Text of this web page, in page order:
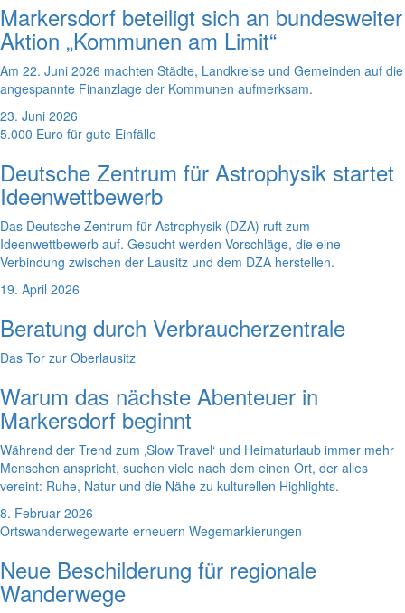
Markersdorf beteiligt sich an bundesweiter
Aktion „Kommunen am Limit“
Am 22. Juni 2026 machten Städte, Landkreise und Gemeinden auf die
angespannte Finanzlage der Kommunen aufmerksam.
23. Juni 2026
5.000 Euro für gute Einfälle
Deutsche Zentrum für Astrophysik startet
Ideenwettbewerb
Das Deutsche Zentrum für Astrophysik (DZA) ruft zum
Ideenwettbewerb auf. Gesucht werden Vorschläge, die eine
Verbindung zwischen der Lausitz und dem DZA herstellen.
19. April 2026
Beratung durch Verbraucherzentrale
Das Tor zur Oberlausitz
Warum das nächste Abenteuer in
Markersdorf beginnt
Während der Trend zum ‚Slow Travel‘ und Heimaturlaub immer mehr
Menschen anspricht, suchen viele nach dem einen Ort, der alles
vereint: Ruhe, Natur und die Nähe zu kulturellen Highlights.
8. Februar 2026
Ortswanderwegewarte erneuern Wegemarkierungen
Neue Beschilderung für regionale
Wanderwege